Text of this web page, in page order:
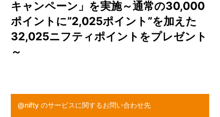
キャンペーン」を実施～通常の30,000
ポイントに”2,025ポイント”を加えた
32,025ニフティポイントをプレゼント
～
@nifty のサービスに関するお問い合わせ先